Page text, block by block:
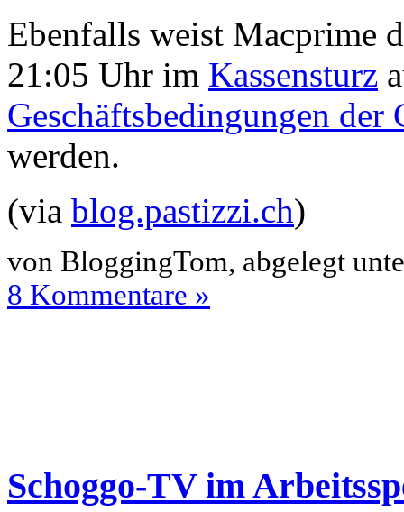
Ebenfalls weist Macprime
21:05 Uhr im Kassensturz
Geschäftsbedingungen der
werden.
(via blog.pastizzi.ch)
von BloggingTom, abgelegt
8 Kommentare »
Schoggo-TV im